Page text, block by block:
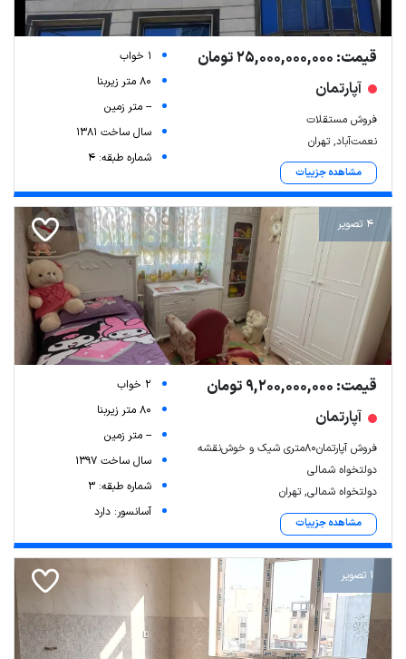
قیمت: 25,000,000,000 تومان
آپارتمان
فروش مستقلات
نعمت‌آباد, تهران
مشاهده جزییات
1 خواب
80 متر زیربنا
-- متر زمین
سال ساخت 1381
شماره طبقه: 4
4 تصویر
قیمت: 9,200,000,000 تومان
آپارتمان
فروش آپارتمان۸۰متری شیک و خوش‌نقشه
دولتخواه شمالی
دولتخواه شمالی, تهران
مشاهده جزییات
2 خواب
80 متر زیربنا
-- متر زمین
سال ساخت 1397
شماره طبقه: 3
آسانسور: دارد
1 تصویر